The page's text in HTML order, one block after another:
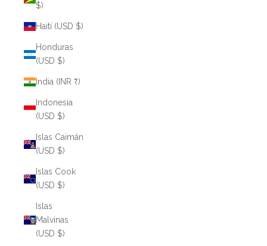
$)
Haití (USD $)
Honduras
(USD $)
India (INR ₹)
Indonesia
(USD $)
Islas Caimán
(USD $)
Islas Cook
(USD $)
Islas
Malvinas
(USD $)